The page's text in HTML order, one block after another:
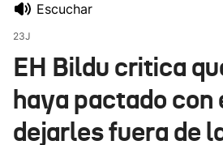
Ikusmiran
Eguraldia
Escuchar
23J
EH Bildu critica
haya pactado con
dejarles fuera de